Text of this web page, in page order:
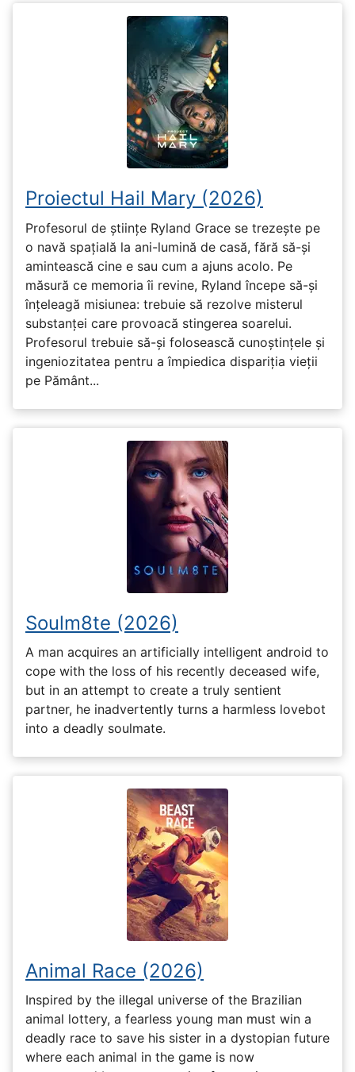
Proiectul Hail Mary (2026)
Profesorul de științe Ryland Grace se trezește pe
o navă spațială la ani-lumină de casă, fără să-și
amintească cine e sau cum a ajuns acolo. Pe
măsură ce memoria îi revine, Ryland începe să-și
înțeleagă misiunea: trebuie să rezolve misterul
substanței care provoacă stingerea soarelui.
Profesorul trebuie să-și folosească cunoștințele și
ingeniozitatea pentru a împiedica dispariția vieții
pe Pământ...
Soulm8te (2026)
A man acquires an artificially intelligent android to
cope with the loss of his recently deceased wife,
but in an attempt to create a truly sentient
partner, he inadvertently turns a harmless lovebot
into a deadly soulmate.
Animal Race (2026)
Inspired by the illegal universe of the Brazilian
animal lottery, a fearless young man must win a
deadly race to save his sister in a dystopian future
where each animal in the game is now